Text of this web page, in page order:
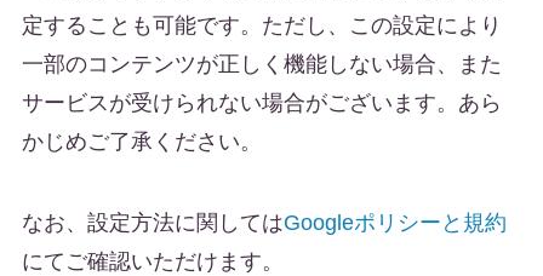
定することも可能です。ただし、この設定により
一部のコンテンツが正しく機能しない場合、また
サービスが受けられない場合がございます。あら
かじめご了承ください。
なお、設定方法に関してはGoogleポリシーと規約
にてご確認いただけます。